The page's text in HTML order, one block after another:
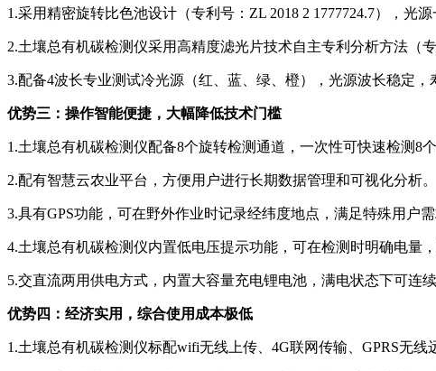
1.采用精密旋转比色池设计（专利号：ZL 2018 2 1777724.7），光
2.土壤总有机碳检测仪采用高精度滤光片技术自主专利分析方法（专
3.配备4波长专业测试冷光源（红、蓝、绿、橙），光源波长稳定，
优势三：操作智能便捷，大幅降低技术门槛
1.土壤总有机碳检测仪配备8个旋转检测通道，一次性可快速检测8
2.配有智慧云农业平台，方便用户进行长期数据管理和可视化分析。
3.具有GPS功能，可在野外作业时记录经纬度地点，满足特殊用户需
4.土壤总有机碳检测仪内置低电压提示功能，可在检测时明确电量
5.交直流两用供电方式，内置大容量充电锂电池，满电状态下可连续
优势四：经济实用，综合使用成本极低
1.土壤总有机碳检测仪标配wifi无线上传、4G联网传输、GPRS无